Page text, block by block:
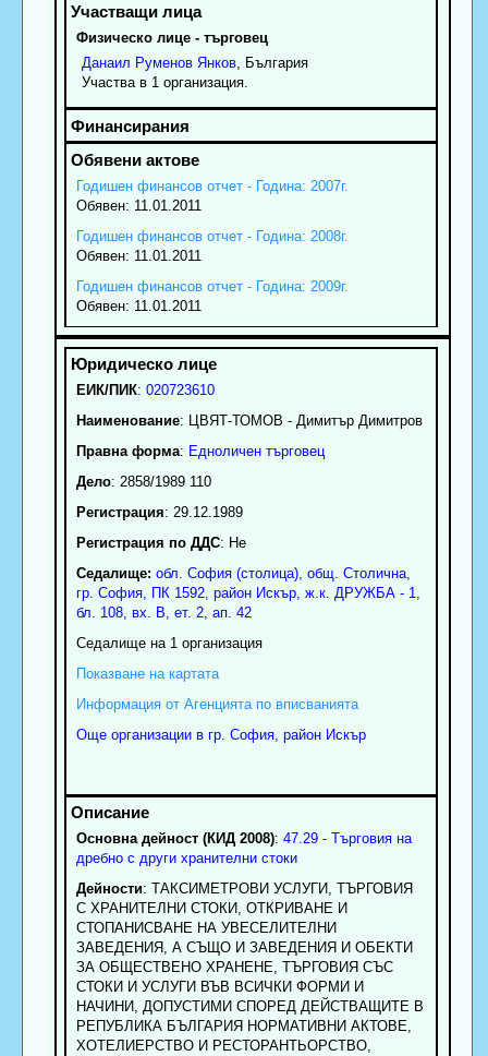
Физическо лице - търговец
Данаил Руменов Янков, България
Участва в 1 организация.
Годишен финансов отчет - Година: 2007г.
Обявен: 11.01.2011
Годишен финансов отчет - Година: 2008г.
Обявен: 11.01.2011
Годишен финансов отчет - Година: 2009г.
Обявен: 11.01.2011
ЕИК/ПИК: 020723610
Наименование: ЦВЯТ-ТОМОВ - Димитър Димитров
Правна форма: Едноличен търговец
Дело: 2858/1989 110
Регистрация: 29.12.1989
Регистрация по ДДС: Нe
Седалище: обл. София (столица), общ. Столична,
гр. София, ПК 1592, район Искър, ж.к. ДРУЖБА - 1,
бл. 108, вх. В, ет. 2, ап. 42
Седалище на 1 организация
Показване на картата
Информация от Агенцията по вписванията
Още организации в гр. София, район Искър
Основна дейност (КИД 2008): 47.29 - Търговия на
дребно с други хранителни стоки
Дейности: ТАКСИМЕТРОВИ УСЛУГИ, ТЪРГОВИЯ
С ХРАНИТЕЛНИ СТОКИ, ОТКРИВАНЕ И
СТОПАНИСВАНЕ НА УВЕСЕЛИТЕЛНИ
ЗАВЕДЕНИЯ, А СЪЩО И ЗАВЕДЕНИЯ И ОБЕКТИ
ЗА ОБЩЕСТВЕНО ХРАНЕНЕ, ТЪРГОВИЯ СЪС
СТОКИ И УСЛУГИ ВЪВ ВСИЧКИ ФОРМИ И
НАЧИНИ, ДОПУСТИМИ СПОРЕД ДЕЙСТВАЩИТЕ В
РЕПУБЛИКА БЪЛГАРИЯ НОРМАТИВНИ АКТОВЕ,
ХОТЕЛИЕРСТВО И РЕСТОРАНТЬОРСТВО,